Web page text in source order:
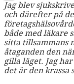
Jag blev
och därefter på
både med läkare
sitta tillsammans
åtaganden den
gilla läget. Jag
det är den krassa